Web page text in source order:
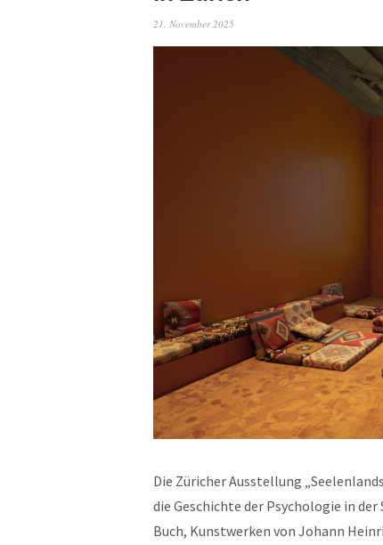
21. November 2025
Die Züricher Ausstellung
die Geschichte der Psychologie in
Buch, Kunstwerken von Johann